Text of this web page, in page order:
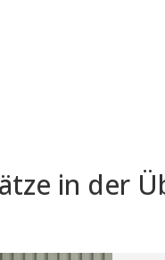
in der